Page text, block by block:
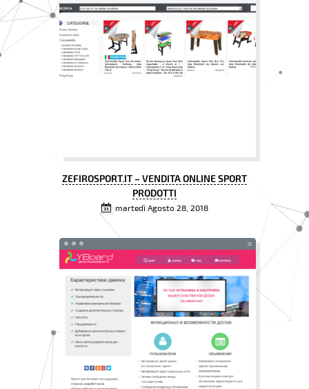
ZEFIROSPORT.IT – VENDITA ONLINE SPORT
PRODOTTI
martedì Agosto 28, 2018